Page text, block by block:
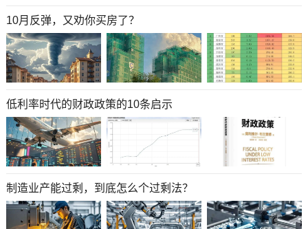
10月反弹，又劝你买房了？
低利率时代的财政政策的10条启示
制造业产能过剩，到底怎么个过剩法？